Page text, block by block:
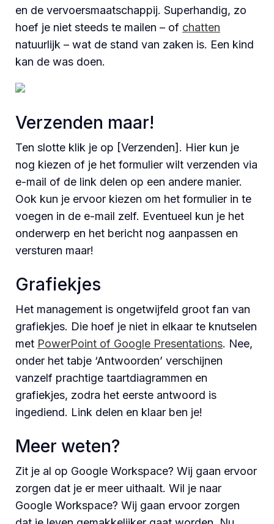
en de vervoersmaatschappij. Superhandig, zo
hoef je niet steeds te mailen – of chatten
natuurlijk – wat de stand van zaken is. Een kind
kan de was doen.
Verzenden maar!
Ten slotte klik je op [Verzenden]. Hier kun je
nog kiezen of je het formulier wilt verzenden via
e-mail of de link delen op een andere manier.
Ook kun je ervoor kiezen om het formulier in te
voegen in de e-mail zelf. Eventueel kun je het
onderwerp en het bericht nog aanpassen en
versturen maar!
Grafiekjes
Het management is ongetwijfeld groot fan van
grafiekjes. Die hoef je niet in elkaar te knutselen
met PowerPoint of Google Presentations. Nee,
onder het tabje ‘Antwoorden’ verschijnen
vanzelf prachtige taartdiagrammen en
grafiekjes, zodra het eerste antwoord is
ingediend. Link delen en klaar ben je!
Meer weten?
Zit je al op Google Workspace? Wij gaan ervoor
zorgen dat je er meer uithaalt. Wil je naar
Google Workspace? Wij gaan ervoor zorgen